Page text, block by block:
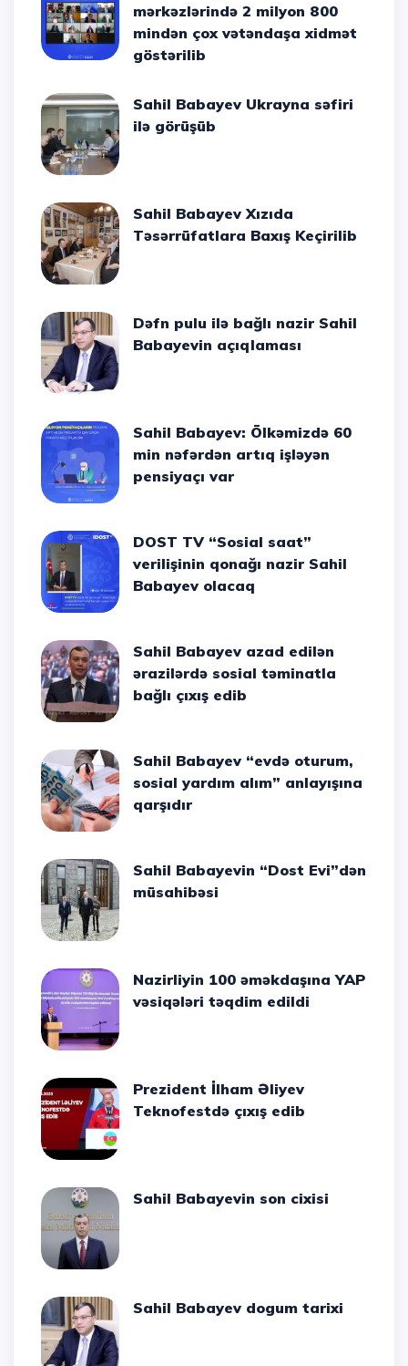
mərkəzlərində 2 milyon 800
mindən çox vətəndaşa xidmət
göstərilib
Sahil Babayev Ukrayna səfiri
ilə görüşüb
Sahil Babayev Xızıda
Təsərrüfatlara Baxış Keçirilib
Dəfn pulu ilə bağlı nazir Sahil
Babayevin açıqlaması
Sahil Babayev: Ölkəmizdə 60
min nəfərdən artıq işləyən
pensiyaçı var
DOST TV “Sosial saat”
verilişinin qonağı nazir Sahil
Babayev olacaq
Sahil Babayev azad edilən
ərazilərdə sosial təminatla
bağlı çıxış edib
Sahil Babayev “evdə oturum,
sosial yardım alım” anlayışına
qarşıdır
Sahil Babayevin “Dost Evi”dən
müsahibəsi
Nazirliyin 100 əməkdaşına YAP
vəsiqələri təqdim edildi
Prezident İlham Əliyev
Teknofestdə çıxış edib
Sahil Babayevin son cixisi
Sahil Babayev dogum tarixi